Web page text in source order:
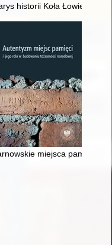
pomysł badawczy =
historii Koła
wyprawy misyjnej
miejsca pamięci